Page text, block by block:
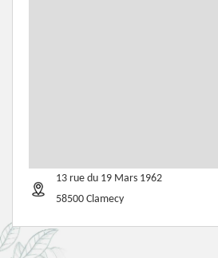
13 rue du 19 Mars 1962
58500 Clamecy